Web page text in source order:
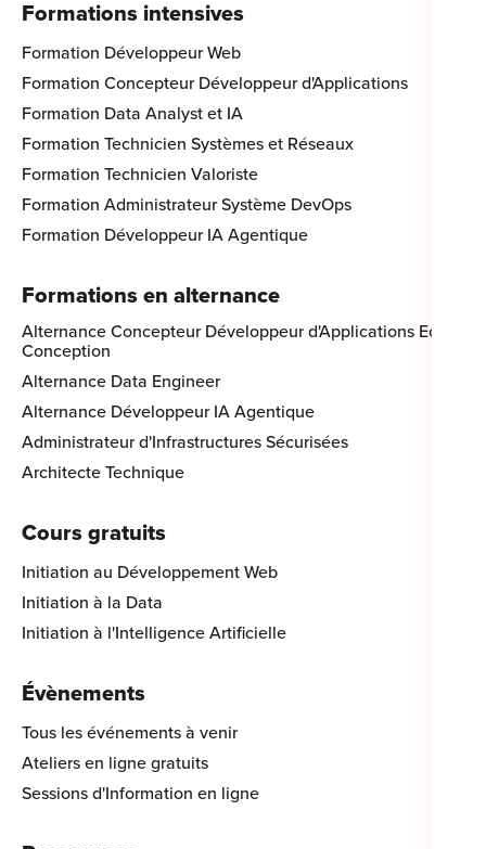
Formations intensives
Formation Développeur Web
Formation Concepteur Développeur d'Applications
Formation Data Analyst et IA
Formation Technicien Systèmes et Réseaux
Formation Technicien Valoriste
Formation Administrateur Système DevOps
Formation Développeur IA Agentique
Formations en alternance
Alternance Concepteur Développeur d'Applications Eco-
Conception
Alternance Data Engineer
Alternance Développeur IA Agentique
Administrateur d'Infrastructures Sécurisées
Architecte Technique
Cours gratuits
Initiation au Développement Web
Initiation à la Data
Initiation à l'Intelligence Artificielle
Évènements
Tous les événements à venir
Ateliers en ligne gratuits
Sessions d'Information en ligne